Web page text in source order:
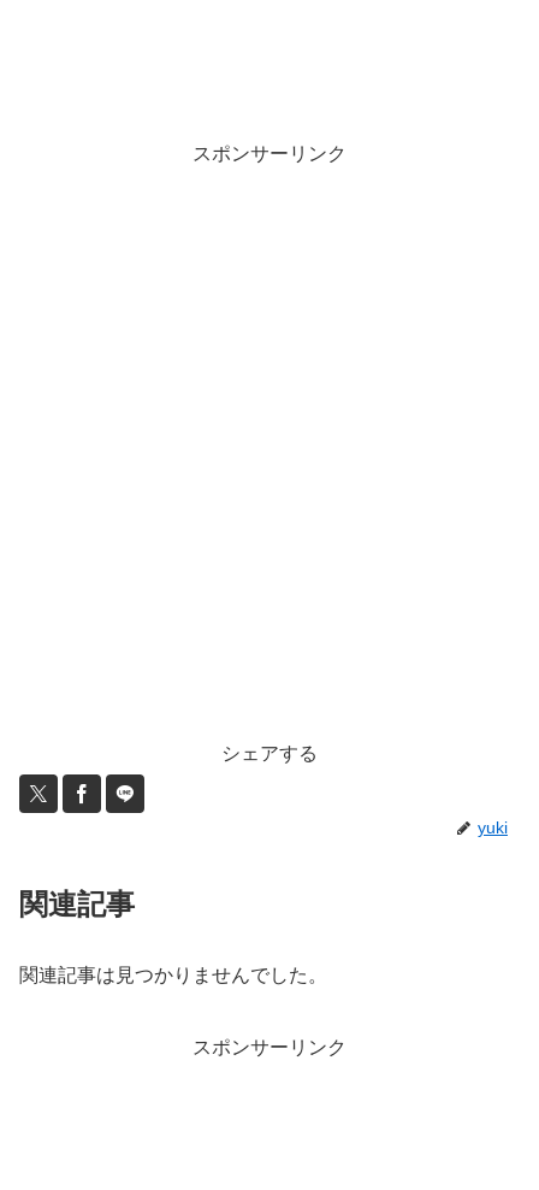
スポンサーリンク
シェアする
yuki
関連記事
関連記事は見つかりませんでした。
スポンサーリンク